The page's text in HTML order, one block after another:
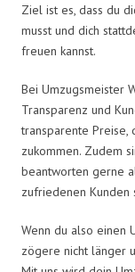
Ziel ist es, dass du
musst und dich
freuen kannst.
Bei Umzugsmeister
Transparenz und
transparente Preise,
zukommen. Zudem
beantworten gerne
zufriedenen Kunden
Wenn du also einen
zögere nicht länger